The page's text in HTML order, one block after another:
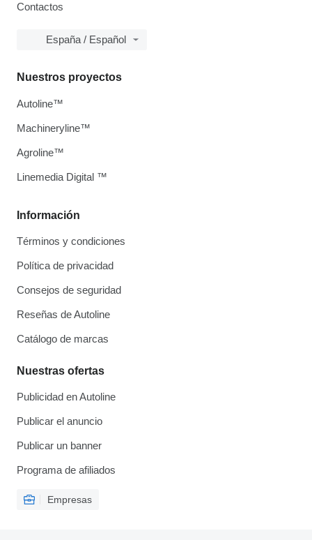
Contactos
España / Español
Información
Términos y condiciones
Política de privacidad
Consejos de seguridad
Reseñas de Autoline
Catálogo de marcas
Nuestras ofertas
Publicidad en Autoline
Publicar el anuncio
Publicar un banner
Programa de afiliados
Empresas
Nuestros proyectos
Autoline™
Machineryline™
Agroline™
Linemedia Digital ™